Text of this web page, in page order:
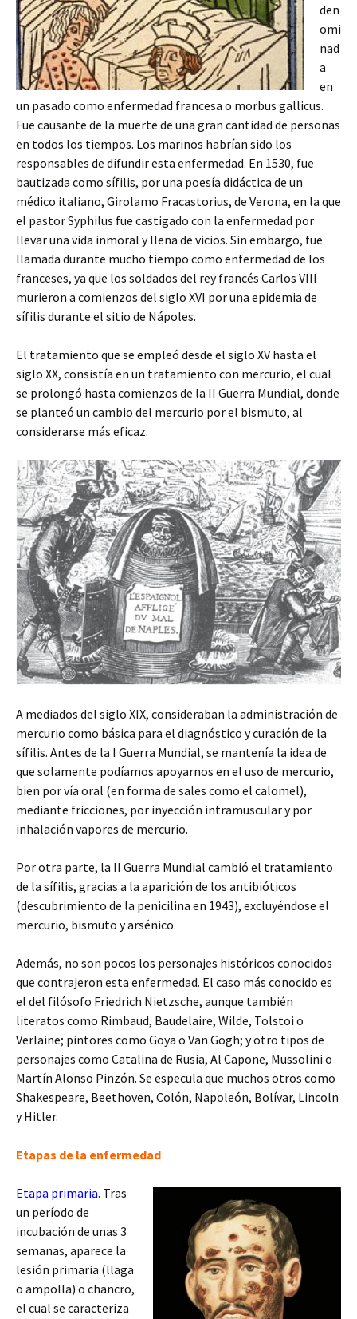
den
omi
nad
a
en
un pasado como enfermedad francesa o morbus gallicus.
Fue causante de la muerte de una gran cantidad de personas
en todos los tiempos. Los marinos habrían sido los
responsables de difundir esta enfermedad. En 1530, fue
bautizada como sífilis, por una poesía didáctica de un
médico italiano, Girolamo Fracastorius, de Verona, en la que
el pastor Syphilus fue castigado con la enfermedad por
llevar una vida inmoral y llena de vicios. Sin embargo, fue
llamada durante mucho tiempo como enfermedad de los
franceses, ya que los soldados del rey francés Carlos VIII
murieron a comienzos del siglo XVI por una epidemia de
sífilis durante el sitio de Nápoles.
El tratamiento que se empleó desde el siglo XV hasta el
siglo XX, consistía en un tratamiento con mercurio, el cual
se prolongó hasta comienzos de la II Guerra Mundial, donde
se planteó un cambio del mercurio por el bismuto, al
considerarse más eficaz.
A mediados del siglo XIX, consideraban la administración de
mercurio como básica para el diagnóstico y curación de la
sífilis. Antes de la I Guerra Mundial, se mantenía la idea de
que solamente podíamos apoyarnos en el uso de mercurio,
bien por vía oral (en forma de sales como el calomel),
mediante fricciones, por inyección intramuscular y por
inhalación vapores de mercurio.
Por otra parte, la II Guerra Mundial cambió el tratamiento
de la sífilis, gracias a la aparición de los antibióticos
(descubrimiento de la penicilina en 1943), excluyéndose el
mercurio, bismuto y arsénico.
Además, no son pocos los personajes históricos conocidos
que contrajeron esta enfermedad. El caso más conocido es
el del filósofo Friedrich Nietzsche, aunque también
literatos como Rimbaud, Baudelaire, Wilde, Tolstoi o
Verlaine; pintores como Goya o Van Gogh; y otro tipos de
personajes como Catalina de Rusia, Al Capone, Mussolini o
Martín Alonso Pinzón. Se especula que muchos otros como
Shakespeare, Beethoven, Colón, Napoleón, Bolívar, Lincoln
y Hitler.
Etapas de la enfermedad
Etapa primaria. Tras
un período de
incubación de unas 3
semanas, aparece la
lesión primaria (llaga
o ampolla) o chancro,
el cual se caracteriza